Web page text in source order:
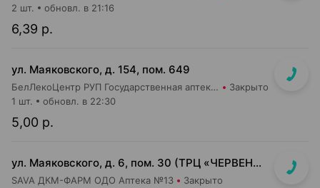
6,39 р.
2 шт. обновл. в 21:16
ул. Маяковского, д. 154, пом. 649
БелЛекоЦентр РУП Государственная аптека №16 Закрыто
5,00 р.
1 шт. обновл. в 22:30
ул. Маяковского, д. 6, пом. 30 (ТРЦ «ЧЕРВЕНСКИЙ» 1-й подземный этаж, вход напротив м-на Доктор Вет)
SAVA ДКМ-ФАРМ ОДО Аптека №13 Закрыто